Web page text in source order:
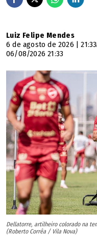
Luiz Felipe Mendes
6 de agosto de 2026 | 21:33
06/08/2026 21:33
Dellatorre, artilheiro colorado na
(Roberto Corrêa / Vila Nova)